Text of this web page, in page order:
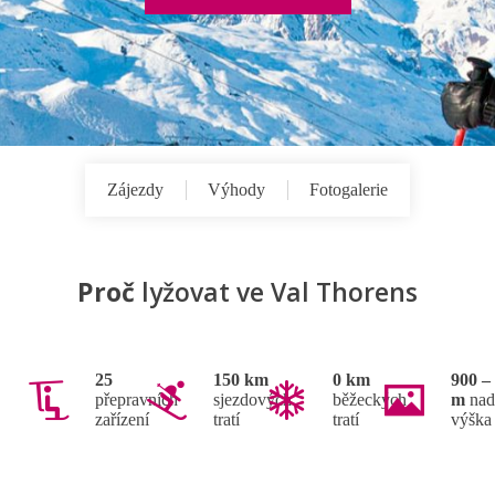
Zájezdy Výhody Fotogalerie
Proč lyžovat ve Val Thorens
25
přepravních
zařízení
150 km
sjezdových
tratí
0 km
běžeckých
tratí
900 –
m
výška